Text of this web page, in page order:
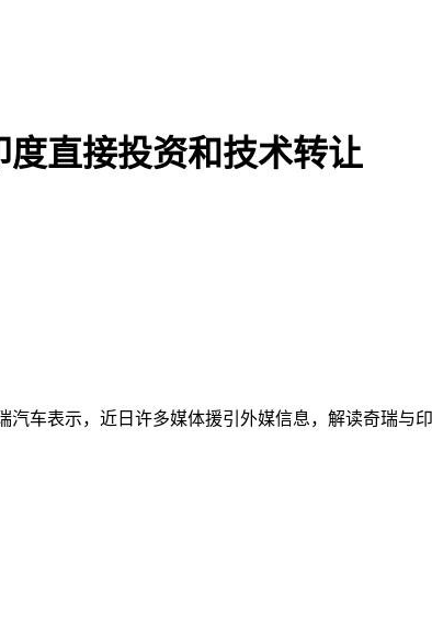
直接投资和技术转让
车表示，近日许多媒体援引外媒信息，解读奇瑞与